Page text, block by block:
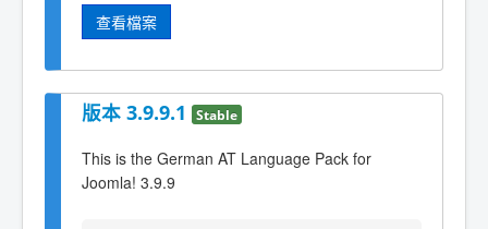
查看檔案
版本 3.9.9.1 Stable
This is the German AT Language Pack for
Joomla! 3.9.9